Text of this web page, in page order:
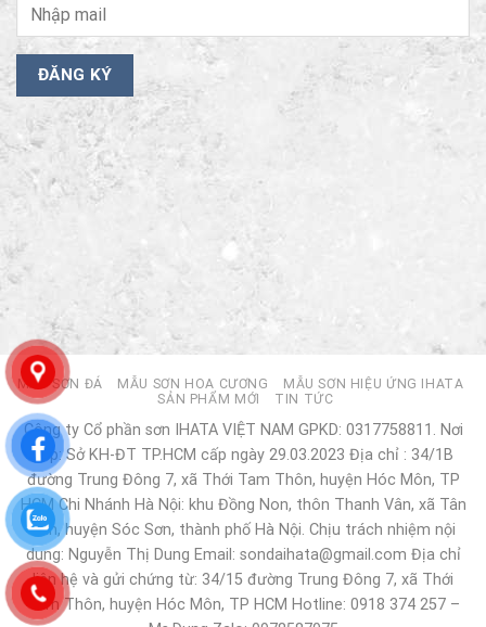
MẪU SƠN ĐÁ MẪU SƠN HOA CƯƠNG
MẪU SƠN HIỆU ỨNG IHATA
SẢN PHẨM MỚI
TIN TỨC
Công ty Cổ phần sơn IHATA VIỆT NAM GPKD: 0317758811. Nơi
cấp: Sở KH-ĐT TP.HCM cấp ngày 29.03.2023 Địa chỉ : 34/1B
đường Trung Đông 7, xã Thới Tam Thôn, huyện Hóc Môn, TP
HCM Chi Nhánh Hà Nội: khu Đồng Non, thôn Thanh Vân, xã Tân
Dân, huyện Sóc Sơn, thành phố Hà Nội. Chịu trách nhiệm nội
dung: Nguyễn Thị Dung Email: sondaihata@gmail.com Địa chỉ
liên hệ và gửi chứng từ: 34/15 đường Trung Đông 7, xã Thới
Tam Thôn, huyện Hóc Môn, TP HCM Hotline: 0918 374 257 –